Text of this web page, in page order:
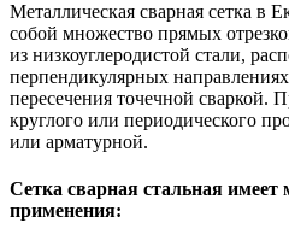
Металлическая сварная сетка в
собой множество прямых
из низкоуглеродистой стали,
перпендикулярных
пересечения точечной сваркой.
круглого или периодического
или арматурной.
Сетка сварная стальная имеет
применения: